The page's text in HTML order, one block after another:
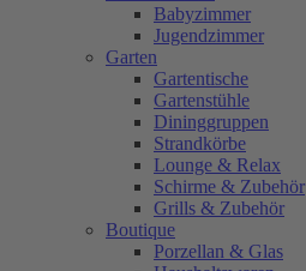
Babyzimmer
Jugendzimmer
Garten
Gartentische
Gartenstühle
Dininggruppen
Strandkörbe
Lounge & Relax
Schirme & Zubehör
Grills & Zubehör
Boutique
Porzellan & Glas